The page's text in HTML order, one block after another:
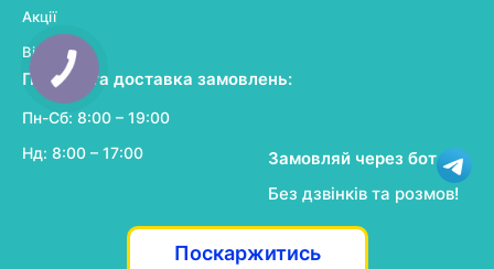
Акції
Відгуки
Прийом та доставка замовлень:
Пн-Сб: 8:00 – 19:00
Нд: 8:00 – 17:00
Замовляй через бот
Без дзвінків та розмов!
Поскаржитись
КНОПКА
ЗВ'ЯЗКУ